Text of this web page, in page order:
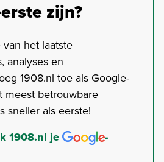
zijn?
het laatste
analyses en
1908.nl toe als Google-
meest betrouwbare
sneller als eerste!
1908.nl je
-